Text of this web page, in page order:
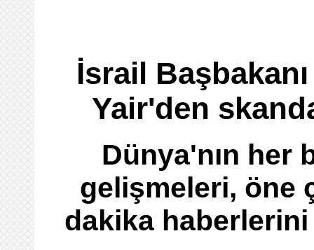
İsrail
Yair'den
Dünya'nın her
gelişmeleri, öne
dakika